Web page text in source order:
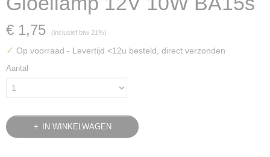
€ 1,75 (inclusief btw 21%)
✓ Op voorraad - Levertijd <12u besteld, direct verzonden
Aantal
IN WINKELWAGEN